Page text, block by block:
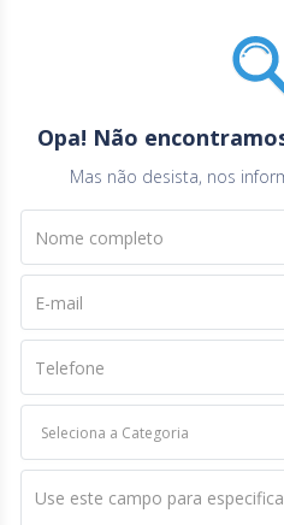
Opa! Não
Mas não desista, nos
Nome completo
E-mail
Telefone
Use este campo para